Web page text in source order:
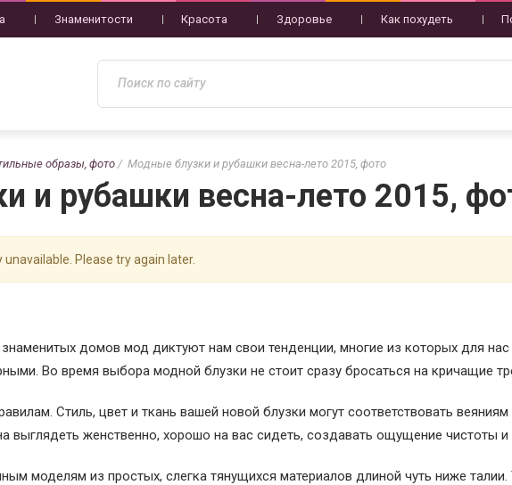
Знаменитости Красота Здоровье Как похудеть
образы, фото Модные блузки и рубашки весна-лето 2015, фото
и рубашки весна-лето 2015,
Please try again later.
домов мод диктуют нам свои тенденции, многие из которых для нас
Во время выбора модной блузки не стоит сразу бросаться на кричащие
Стиль, цвет и ткань вашей новой блузки могут соответствовать
выглядеть женственно, хорошо на вас сидеть, создавать ощущение чистоты и
моделям из простых, слегка тянущихся материалов длиной чуть ниже талии.